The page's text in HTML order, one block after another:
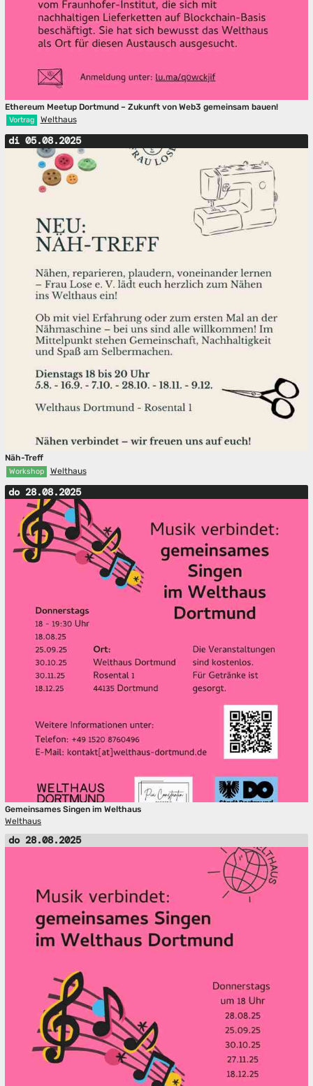
Ethereum Meetup Dortmund – Zukunft von Web3 gemeinsam bauen!
Vortrag Welthaus
di 05.08.2025
Näh-Treff
Workshop Welthaus
do 28.08.2025
Gemeinsames Singen im Welthaus
Welthaus
do 28.08.2025